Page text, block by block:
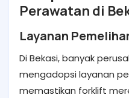
Perawatan di
Layanan
Di Bekasi, banyak
mengadopsi layanan
memastikan forklift